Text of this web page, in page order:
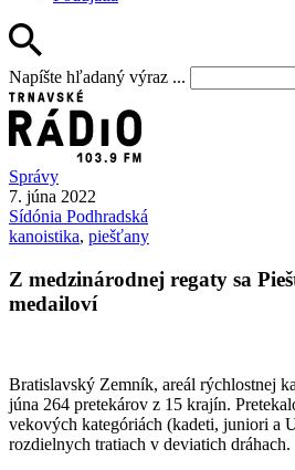
Napíšte hľadaný výraz ...
Správy
7. júna 2022
Sídónia Podhradská
kanoistika, piešťany
Z medzinárodnej regaty sa
medailoví
Bratislavský Zemník, areál rýchlostnej
júna 264 pretekárov z 15 krajín.
vekových kategóriách (kadeti, juniori a
rozdielnych tratiach v deviatich dráhach.